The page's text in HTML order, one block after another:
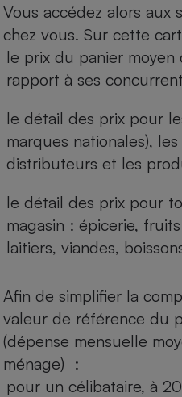
Vous accédez alors aux
chez vous. Sur cette
le prix du panier
rapport à ses
le détail des prix pour
marques nationales),
distributeurs et les
le détail des prix pour
magasin : épicerie,
laitiers, viandes,
Afin de simplifier la
valeur de référence du
(dépense mensuelle
ménage) :
pour un célibataire, à